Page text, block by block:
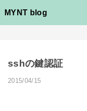
MYNT blog
sshの鍵認証
2015/04/15